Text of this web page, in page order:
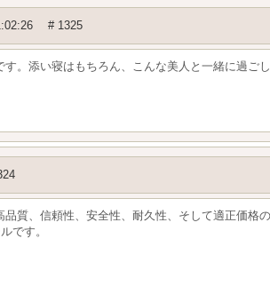
# 1325
。添い寝はもちろん、こんな美人と一緒に過ご
質、信頼性、安全性、耐久性、そして適正価格
です。